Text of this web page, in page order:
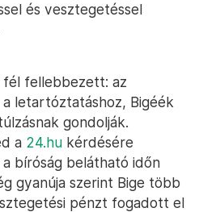
és vesztegetéssel
fellebbezett: az
letartóztatáshoz, Bigéék
gondolják.
a 24.hu kérdésére
bíróság belátható időn
gyanúja szerint Bige több
pénzt fogadott el